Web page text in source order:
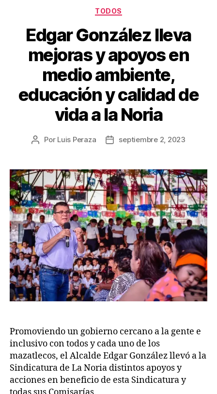
TODOS
Edgar González lleva
mejoras y apoyos en
medio ambiente,
educación y calidad de
vida a la Noria
Por Luis Peraza septiembre 2, 2023
Promoviendo un gobierno cercano a la gente e
inclusivo con todos y cada uno de los
mazatlecos, el Alcalde Edgar González llevó a la
Sindicatura de La Noria distintos apoyos y
acciones en beneficio de esta Sindicatura y